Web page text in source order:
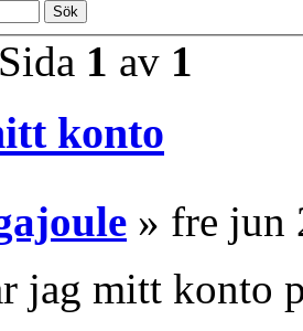
1 av 1
konto
» fre jun
jag mitt konto